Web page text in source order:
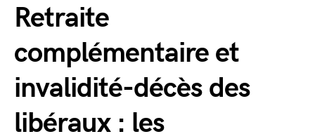
Retraite
complémentaire et
invalidité-décès des
libéraux : les